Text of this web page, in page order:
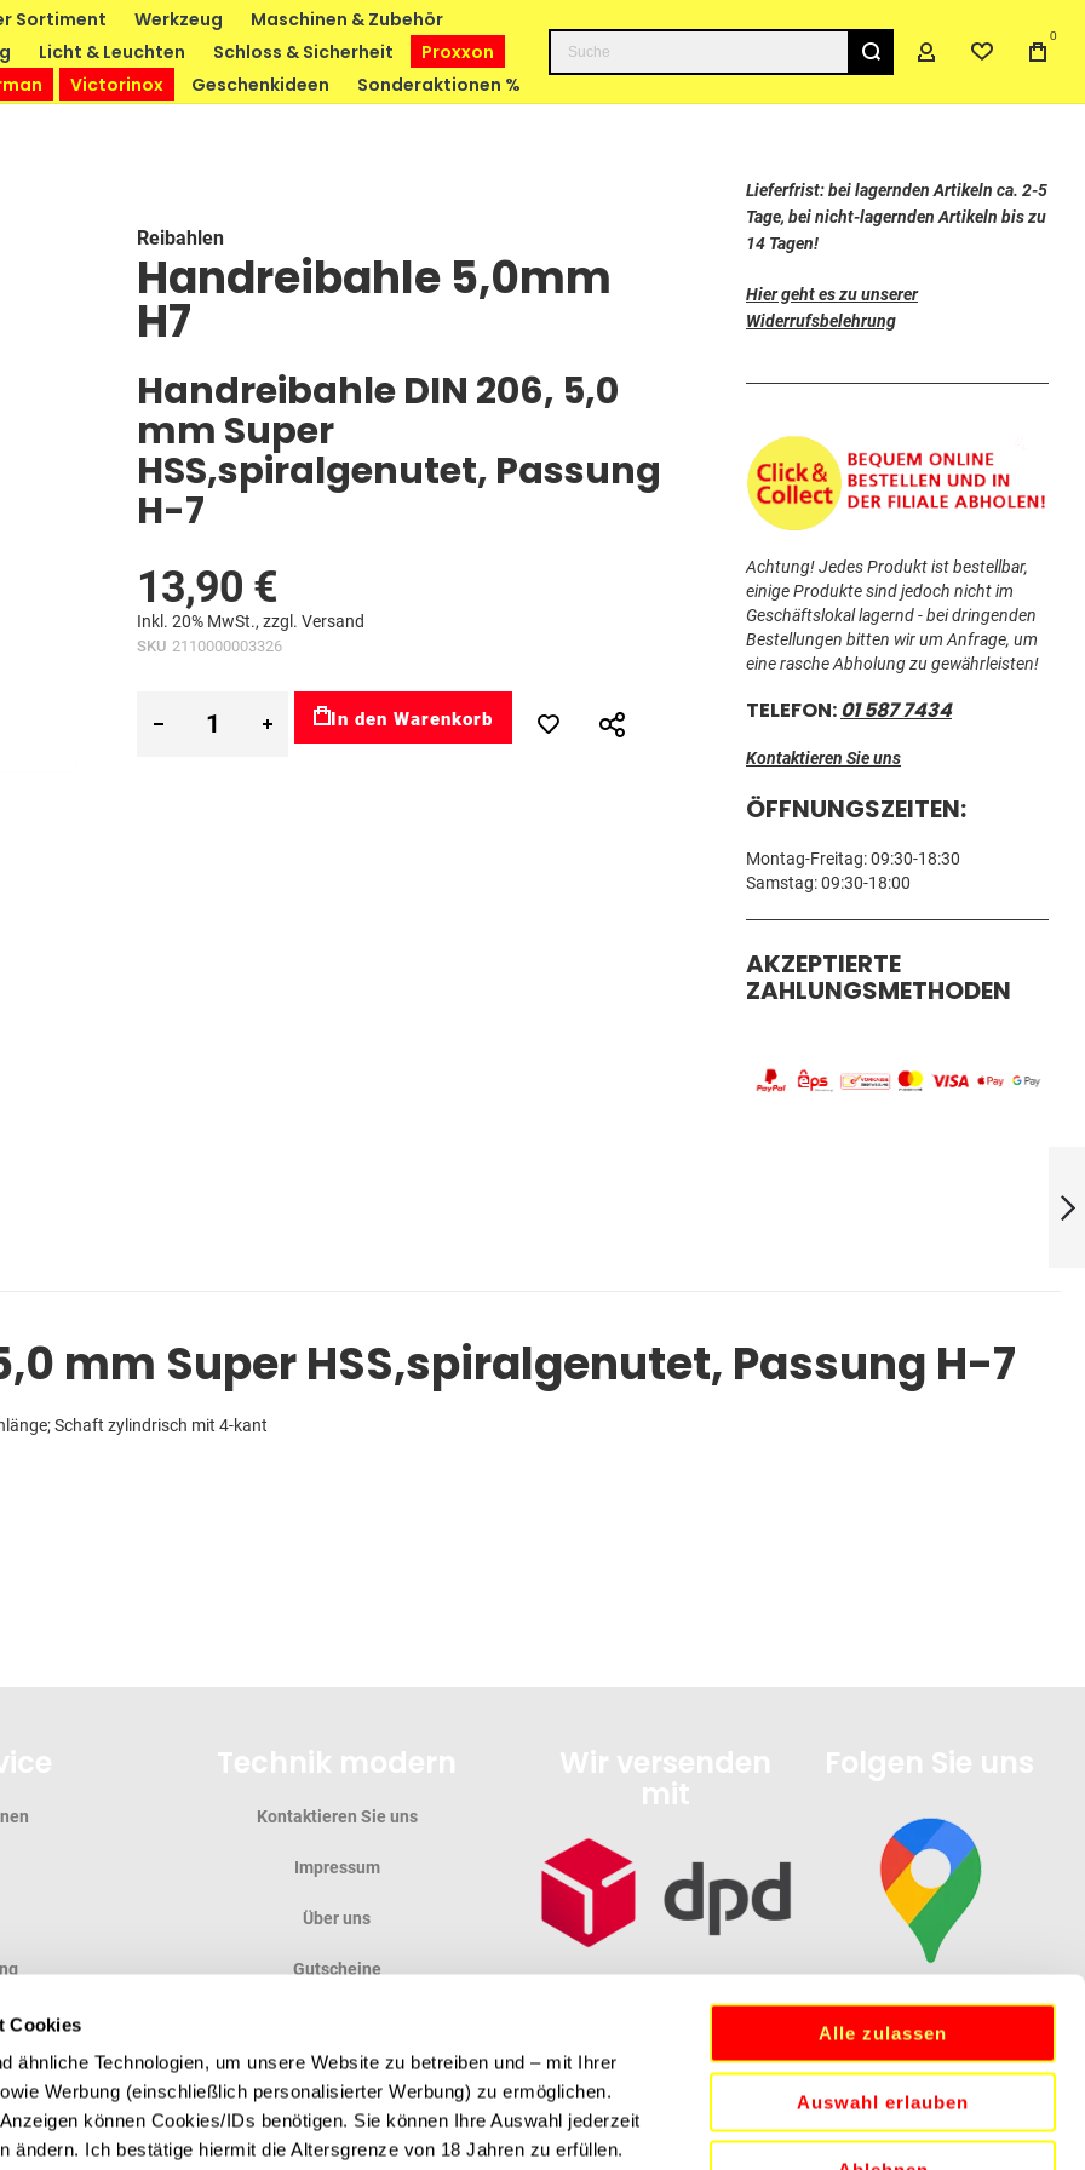
Cookies
ähnliche Technologien, um unsere Website zu betreiben und – mit Ihrer
Werbung (einschließlich personalisierter Werbung) zu ermöglichen.
können Cookies/IDs benötigen. Sie können Ihre Auswahl jederzeit
ändern. Ich bestätige hiermit die Altersgrenze von 18 Jahren zu erfüllen.
Alle zulassen
Auswahl erlauben
Sortiment Werkzeug
Maschinen & Zubehör
Licht & Leuchten Schloss & Sicherheit
Proxxon
Victorinox Geschenkideen Sonderaktionen %
Suche 0
Reibahlen
Handreibahle 5,0mm
H7
Handreibahle DIN 206, 5,0
mm Super
HSS,spiralgenutet, Passung
H-7
13,90 €
Inkl. 20% MwSt., zzgl.Versand
SKU 2110000003326
In den Warenkorb
Lieferfrist: bei lagernden Artikeln ca. 2-5
Tage, bei nicht-lagernden Artikeln bis zu
14 Tagen!
Hier geht es zu unserer
Widerrufsbelehrung
Achtung! Jedes Produkt ist bestellbar,
einige Produkte sind jedoch nicht im
Geschäftslokal lagernd - bei dringenden
Bestellungen bitten wir um Anfrage, um
eine rasche Abholung zu gewährleisten!
TELEFON:01 587 7434
Kontaktieren Sie uns
ÖFFNUNGSZEITEN:
Montag-Freitag: 09:30-18:30
Samstag: 09:30-18:00
AKZEPTIERTE
ZAHLUNGSMETHODEN
mm Super HSS,spiralgenutet, Passung H-7
Schaft zylindrisch mit 4-kant
Kontaktieren Sie uns
Impressum
Über uns
Gutscheine